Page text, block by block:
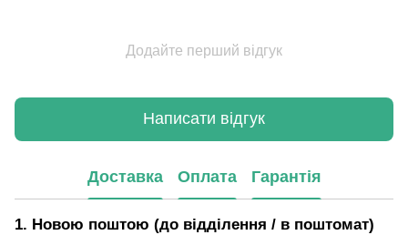
Додайте перший відгук
Написати відгук
Доставка Оплата Гарантія
1. Новою поштою (до відділення / в поштомат)